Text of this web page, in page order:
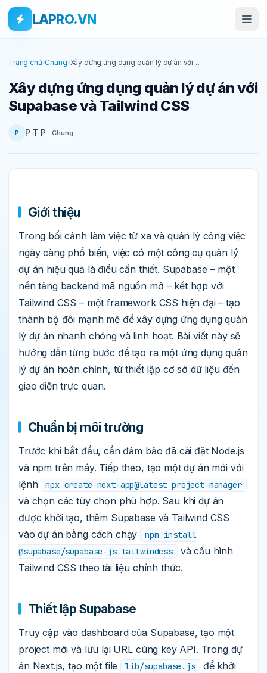
Skip to main content
Bỏ qua tới nội dung
LAPRO.VN
Trang chủ›Chung›Xây dựng ứng dụng quản lý dự án với
Xây dựng ứng dụng quản lý dự án với
Supabase và Tailwind CSS
P P T P Chung
Giới thiệu
Trong bối cảnh làm việc từ xa và quản lý công việc
ngày càng phổ biến, việc có một công cụ quản lý
dự án hiệu quả là điều cần thiết. Supabase – một
nền tảng backend mã nguồn mở – kết hợp với
Tailwind CSS – một framework CSS hiện đại – tạo
thành bộ đôi mạnh mẽ để xây dựng ứng dụng quản
lý dự án nhanh chóng và linh hoạt. Bài viết này sẽ
hướng dẫn từng bước để tạo ra một ứng dụng quản
lý dự án hoàn chỉnh, từ thiết lập cơ sở dữ liệu đến
giao diện trực quan.
Chuẩn bị môi trường
Trước khi bắt đầu, cần đảm bảo đã cài đặt Node.js
và npm trên máy. Tiếp theo, tạo một dự án mới với
lệnh
npx create-next-app@latest project-manager
và chọn các tùy chọn phù hợp. Sau khi dự án
được khởi tạo, thêm Supabase và Tailwind CSS
vào dự án bằng cách chạy
npm install
@supabase/supabase-js tailwindcss
và cấu hình
Tailwind CSS theo tài liệu chính thức.
Thiết lập Supabase
Truy cập vào dashboard của Supabase, tạo một
project mới và lưu lại URL cùng key API. Trong dự
án Next.js, tạo một file
lib/supabase.js
để khởi